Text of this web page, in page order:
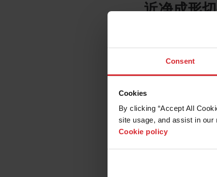
Consent
Cookies
By clicking “Accept All
site usage, and assist in
Cookie policy
近净成形
或消除了耗时的二次
0.050" 之间，以在
利用软件
现代控制软件是生产
料。要将此方法付诸
查，就可能避免高